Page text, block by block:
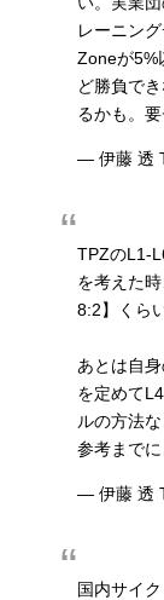
レーニン
Zoneが5%
ど勝負で
るかも。要
— 伊藤 透
TPZのL1-
を考えた
8:2】くら
あとは自
を定めて
ルの方法
参考までに
— 伊藤 透
国内サイ